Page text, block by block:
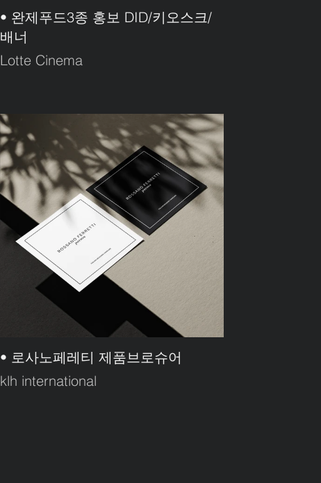
• 완제푸드3종 홍보 DID/키오스크/
배너
Lotte Cinema
• 로사노페레티 제품브로슈어
klh international